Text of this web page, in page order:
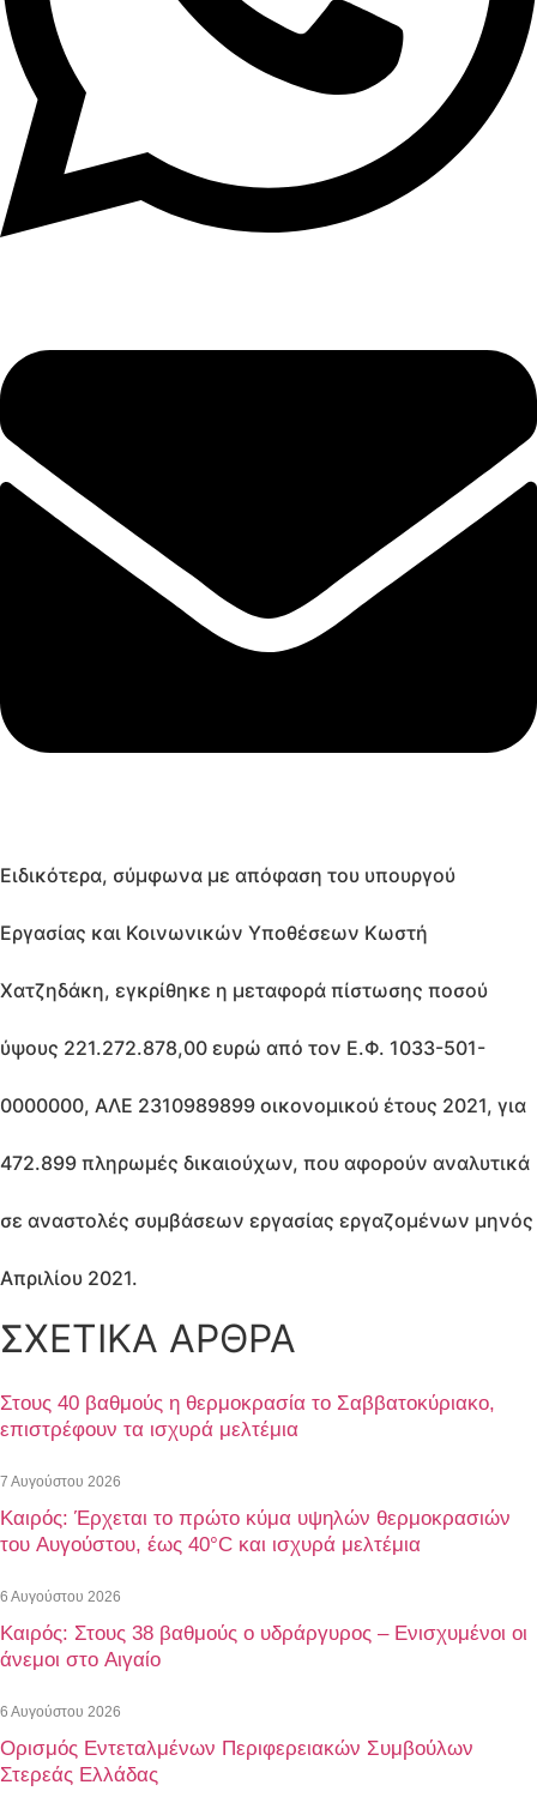
Ειδικότερα, σύμφωνα με απόφαση του υπουργού
Εργασίας και Κοινωνικών Υποθέσεων Κωστή
Χατζηδάκη, εγκρίθηκε η μεταφορά πίστωσης ποσού
ύψους 221.272.878,00 ευρώ από τον Ε.Φ. 1033-501-
0000000, ΑΛΕ 2310989899 οικονομικού έτους 2021, για
472.899 πληρωμές δικαιούχων, που αφορούν αναλυτικά
σε αναστολές συμβάσεων εργασίας εργαζομένων μηνός
Απριλίου 2021.
ΣΧΕΤΙΚΑ ΑΡΘΡΑ
Στους 40 βαθμούς η θερμοκρασία το Σαββατοκύριακο,
επιστρέφουν τα ισχυρά μελτέμια
7 Αυγούστου 2026
Καιρός: Έρχεται το πρώτο κύμα υψηλών θερμοκρασιών
του Αυγούστου, έως 40°C και ισχυρά μελτέμια
6 Αυγούστου 2026
Καιρός: Στους 38 βαθμούς ο υδράργυρος – Ενισχυμένοι οι
άνεμοι στο Αιγαίο
6 Αυγούστου 2026
Ορισμός Εντεταλμένων Περιφερειακών Συμβούλων
Στερεάς Ελλάδας